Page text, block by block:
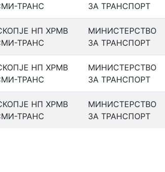
ТРАНС
ЗА ТРАНСПОРТ
НП ХРМВ
ТРАНС
МИНИСТЕРСТВО
ЗА ТРАНСПОРТ
НП ХРМВ
ТРАНС
МИНИСТЕРСТВО
ЗА ТРАНСПОРТ
НП ХРМВ
ТРАНС
МИНИСТЕРСТВО
ЗА ТРАНСПОРТ